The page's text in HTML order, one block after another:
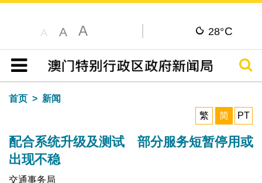
A A A 28°C
目录
搜寻
首页
新闻
繁
简 PT
配合系统升级及测试 部分服务短暂停用或
出现不稳
交通事务局